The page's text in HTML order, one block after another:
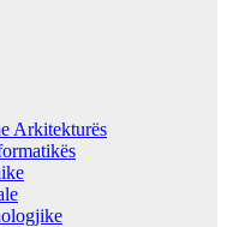
Arkitekturës